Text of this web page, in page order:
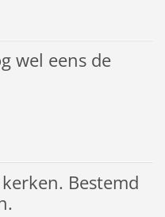
wel eens de
Bestemd